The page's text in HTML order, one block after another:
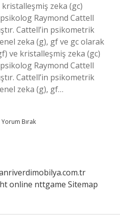
kristalleşmiş zeka (gc)
psikolog Raymond Cattell
Cattell’in psikometrik
zeka (g), gf ve gc olarak
ve kristalleşmiş zeka (gc)
psikolog Raymond Cattell
Cattell’in psikometrik
zeka (g), gf…
Yorum Bırak
online nttgame Sitemap